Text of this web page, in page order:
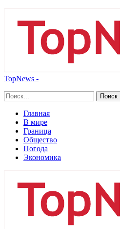
TopNews -
Главная
В мире
Граница
Общество
Погода
Экономика